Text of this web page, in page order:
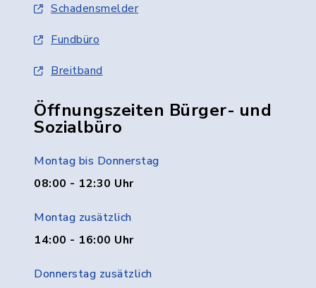
Schadensmelder
Fundbüro
Breitband
Öffnungszeiten Bürger- und
Sozialbüro
Montag bis Donnerstag
08:00 - 12:30 Uhr
Montag zusätzlich
14:00 - 16:00 Uhr
Donnerstag zusätzlich